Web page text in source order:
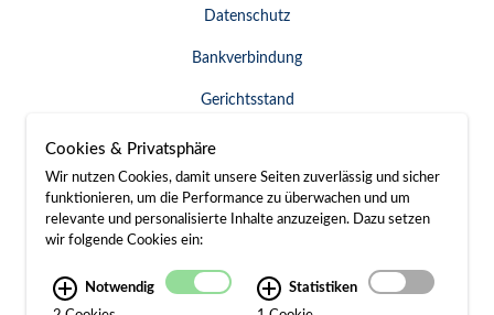
Datenschutz
Bankverbindung
Gerichtsstand
Widerruf erklären
SERVICE & KONTAKT
Besuch / Anfahrt
Cookies & Privatsphäre
Wir nutzen Cookies, damit unsere Seiten zuverlässig und sicher
funktionieren, um die Performance zu überwachen und um
relevante und personalisierte Inhalte anzuzeigen. Dazu setzen
wir folgende Cookies ein:
Notwendig Statistiken